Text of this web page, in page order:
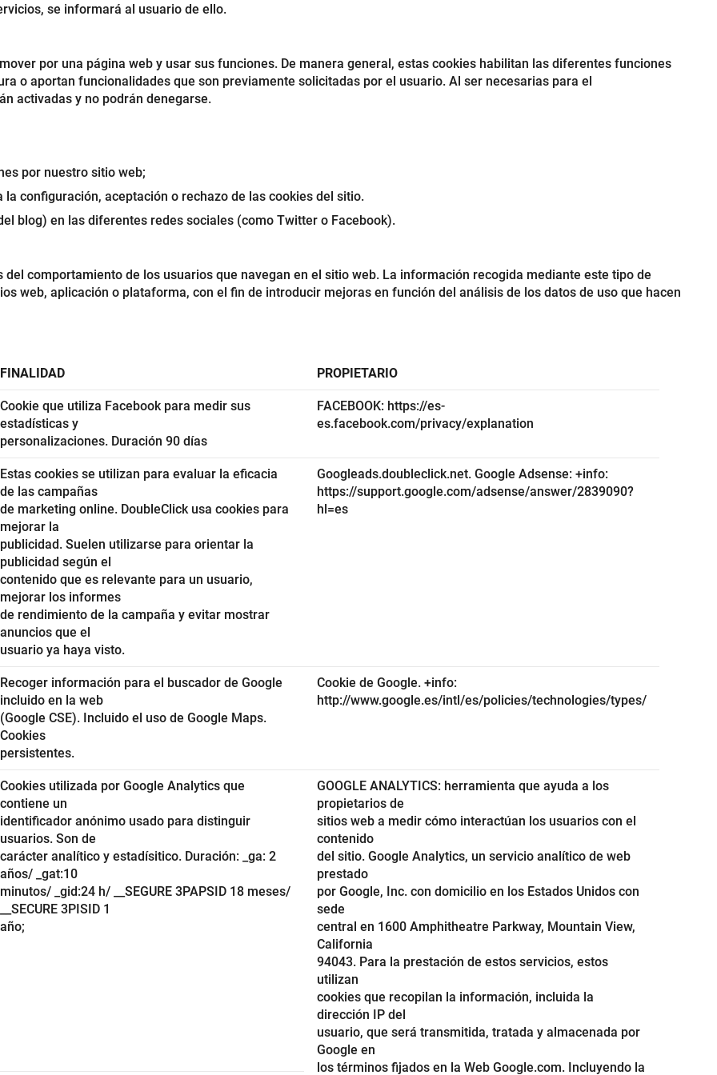
se informará al usuario de ello.
por una página web y usar sus funciones. De manera general, estas cookies habilitan las diferentes funciones
o aportan funcionalidades que son previamente solicitadas por el usuario. Al ser necesarias para el
activadas y no podrán denegarse.
por nuestro sitio web;
configuración, aceptación o rechazo de las cookies del sitio.
blog) en las diferentes redes sociales (como Twitter o Facebook).
comportamiento de los usuarios que navegan en el sitio web. La información recogida mediante este tipo de
web, aplicación o plataforma, con el fin de introducir mejoras en función del análisis de los datos de uso que hacen
FINALIDAD PROPIETARIO
Cookie que utiliza Facebook para medir sus
estadísticas y
personalizaciones. Duración 90 días
FACEBOOK: https://es-
es.facebook.com/privacy/explanation
Estas cookies se utilizan para evaluar la eficacia
de las campañas
de marketing online. DoubleClick usa cookies para
mejorar la
publicidad. Suelen utilizarse para orientar la
publicidad según el
contenido que es relevante para un usuario,
mejorar los informes
de rendimiento de la campaña y evitar mostrar
anuncios que el
usuario ya haya visto.
Googleads.doubleclick.net. Google Adsense: +info:
https://support.google.com/adsense/answer/2839090?
hl=es
Recoger información para el buscador de Google
incluido en la web
(Google CSE). Incluido el uso de Google Maps.
Cookies
persistentes.
Cookie de Google. +info:
http://www.google.es/intl/es/policies/technologies/types/
Cookies utilizada por Google Analytics que
contiene un
identificador anónimo usado para distinguir
usuarios. Son de
carácter analítico y estadísitico. Duración: _ga: 2
años/ _gat:10
minutos/ _gid:24 h/ __SEGURE 3PAPSID 18 meses/
__SECURE 3PISID 1
año;
GOOGLE ANALYTICS: herramienta que ayuda a los
propietarios de
sitios web a medir cómo interactúan los usuarios con el
contenido
del sitio. Google Analytics, un servicio analítico de web
prestado
por Google, Inc. con domicilio en los Estados Unidos con
sede
central en 1600 Amphitheatre Parkway, Mountain View,
California
94043. Para la prestación de estos servicios, estos
utilizan
cookies que recopilan la información, incluida la
dirección IP del
usuario, que será transmitida, tratada y almacenada por
Google en
los términos fijados en la Web Google.com. Incluyendo la